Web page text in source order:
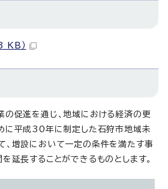
KB）
の促進を通じ、地域における経済の更
に平成30年に制定した石狩市地域未
、増設において一定の条件を満たす事
延長することができるものとします。